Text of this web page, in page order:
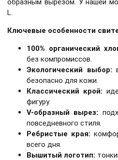
L.
Ключевые особенности
100% органический
без компромиссов.
Экологический выбор:
безопасно для кожи.
Классический крой:
фигуру.
V-образный вырез:
повседневного стиля.
Ребристые края:
всего дня.
Вышитый логотип: